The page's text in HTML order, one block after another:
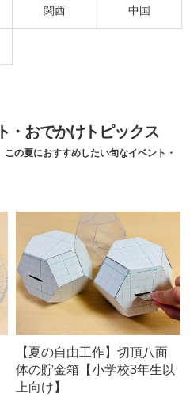
関西 中国
・おでかけトピックス
の夏におすすめしたい旬なイベント・
【夏の自由工作】切頂八面
体の貯金箱【小学校3年生以
上向け】